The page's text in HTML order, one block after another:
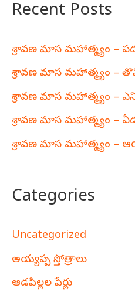
Recent Posts
శ్రావణ మాస మహాత్మ్యం –
శ్రావణ మాస మహాత్మ్యం –
శ్రావణ మాస మహాత్మ్యం –
శ్రావణ మాస మహాత్మ్యం –
శ్రావణ మాస మహాత్మ్యం –
Categories
Uncategorized
అయ్యప్ప స్తోత్రాలు
ఆడపిల్లల పేర్లు